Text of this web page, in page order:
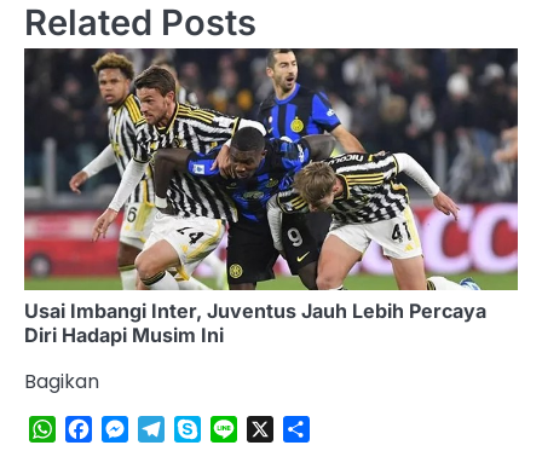
Related Posts
Usai Imbangi Inter, Juventus Jauh Lebih Percaya
Diri Hadapi Musim Ini
Bagikan
WhatsApp
Facebook
Messenger
Telegram
SkypeLine